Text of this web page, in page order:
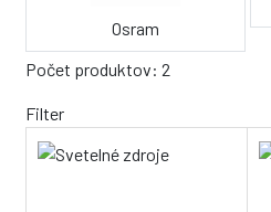
Osram
Počet produktov: 2
Filter